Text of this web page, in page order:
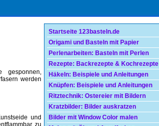
Startseite 123basteln.de
Origami und Basteln mit Papier
Perlenarbeiten: Basteln mit Perlen
Rezepte: Backrezepte & Kochrezepte
Häkeln: Beispiele und Anleitungen
Knüpfen: Beispiele und Anleitungen
Ritztechnik: Ostereier mit Bildern
Kratzbilder: Bilder auskratzen
Bilder mit Window Color malen
gesponnen,
werden
und
zu